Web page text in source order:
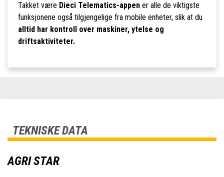
Takket være Dieci Telematics-appener alle de viktigste
funksjonene også tilgjengelige fra mobile enheter, slik at du
alltid har kontroll over maskiner, ytelse og
driftsaktiviteter.
TEKNISKE DATA
AGRI STAR